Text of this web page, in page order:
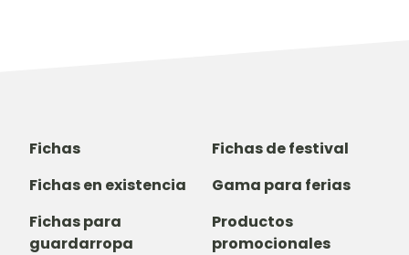
Fichas
Fichas de festival
Fichas en existencia
Gama para ferias
Fichas para
guardarropa
Productos
promocionales